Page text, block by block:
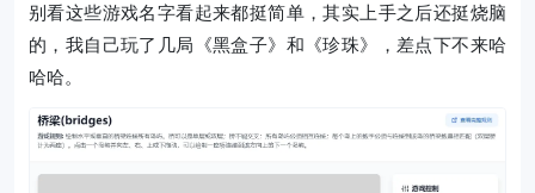
别看这些游戏名字看起来都挺简单，其实上手之后还挺烧脑
的，我自己玩了几局《黑盒子》和《珍珠》，差点下不来哈
哈哈。